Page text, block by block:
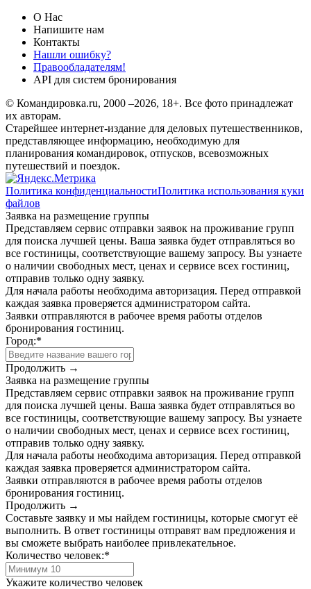
О Нас
Напишите нам
Контакты
Нашли ошибку?
Правообладателям!
API для систем бронирования
© Командировка.ru, 2000 –2026, 18+. Все фото принадлежат
их авторам.
Старейшее интернет-издание для деловых путешественников,
представляющее информацию, необходимую для
планирования командировок, отпусков, всевозможных
путешествий и поездок.
Политика конфиденциальностиПолитика использования куки
файлов
Заявка на размещение группы
Представляем сервис отправки заявок на проживание групп
для поиска лучшей цены. Ваша заявка будет отправляться во
все гостиницы, соответствующие вашему запросу. Вы узнаете
о наличии свободных мест, ценах и сервисе всех гостиниц,
отправив только одну заявку.
Для начала работы необходима авторизация. Перед отправкой
каждая заявка проверяется администратором сайта.
Заявки отправляются в рабочее время работы отделов
бронирования гостиниц.
Город:*
Продолжить →
Заявка на размещение группы
Представляем сервис отправки заявок на проживание групп
для поиска лучшей цены. Ваша заявка будет отправляться во
все гостиницы, соответствующие вашему запросу. Вы узнаете
о наличии свободных мест, ценах и сервисе всех гостиниц,
отправив только одну заявку.
Для начала работы необходима авторизация. Перед отправкой
каждая заявка проверяется администратором сайта.
Заявки отправляются в рабочее время работы отделов
бронирования гостиниц.
Продолжить →
Составьте заявку и мы найдем гостиницы, которые смогут её
выполнить. В ответ гостиницы отправят вам предложения и
вы сможете выбрать наиболее привлекательное.
Количество человек:*
Укажите количество человек